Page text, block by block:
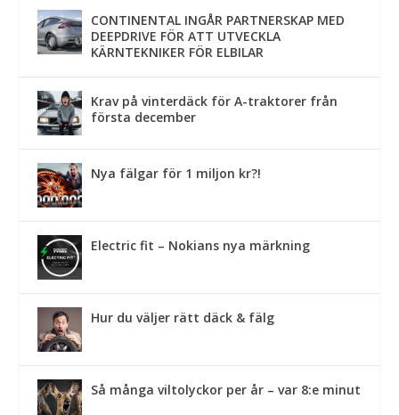
CONTINENTAL INGÅR PARTNERSKAP MED
DEEPDRIVE FÖR ATT UTVECKLA
KÄRNTEKNIKER FÖR ELBILAR
Krav på vinterdäck för A-traktorer från
första december
Nya fälgar för 1 miljon kr?!
Electric fit – Nokians nya märkning
Hur du väljer rätt däck & fälg
Så många viltolyckor per år – var 8:e minut